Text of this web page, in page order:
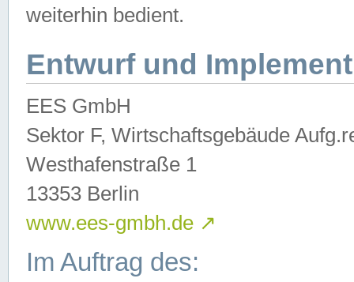
weiterhin bedient.
Entwurf und
EES GmbH
Sektor F, Wirtschaftsgebäude
Westhafenstraße 1
13353 Berlin
www.ees-gmbh.de ↗
Im Auftrag des: